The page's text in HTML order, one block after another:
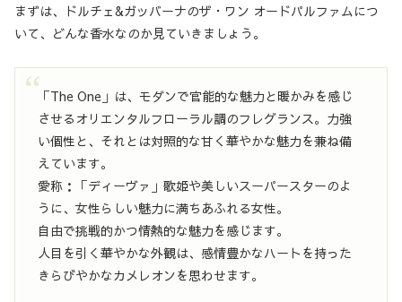
まずは、ドルチェ&ガッバーナのザ・ワン オードパルファムにつ
いて、どんな香水なのか見ていきましょう。
「The One」は、モダンで官能的な魅力と暖かみを感じ
させるオリエンタルフローラル調のフレグランス。力強
い個性と、それとは対照的な甘く華やかな魅力を兼ね備
えています。
愛称：「ディーヴァ」歌姫や美しいスーパースターのよ
うに、女性らしい魅力に満ちあふれる女性。
自由で挑戦的かつ情熱的な魅力を感じます。
人目を引く華やかな外観は、感情豊かなハートを持った
きらびやかなカメレオンを思わせます。